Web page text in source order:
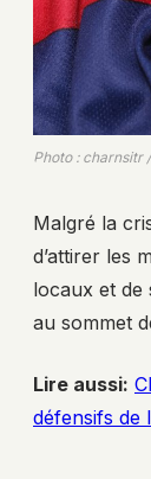
Photo : charnsitr
Malgré la
d’attirer les
locaux et de
au sommet
Lire aussi:
défensifs de